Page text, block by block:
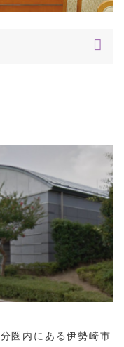
圏内にある伊勢崎市